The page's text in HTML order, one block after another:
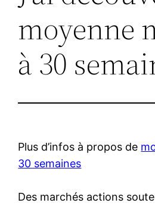
moyenne
à 30
Plus d’infos à propos de
30 semaines
Des marchés actions